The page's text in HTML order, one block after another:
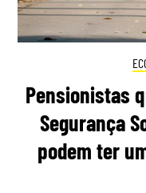
Pensionistas
Segurança
podem ter